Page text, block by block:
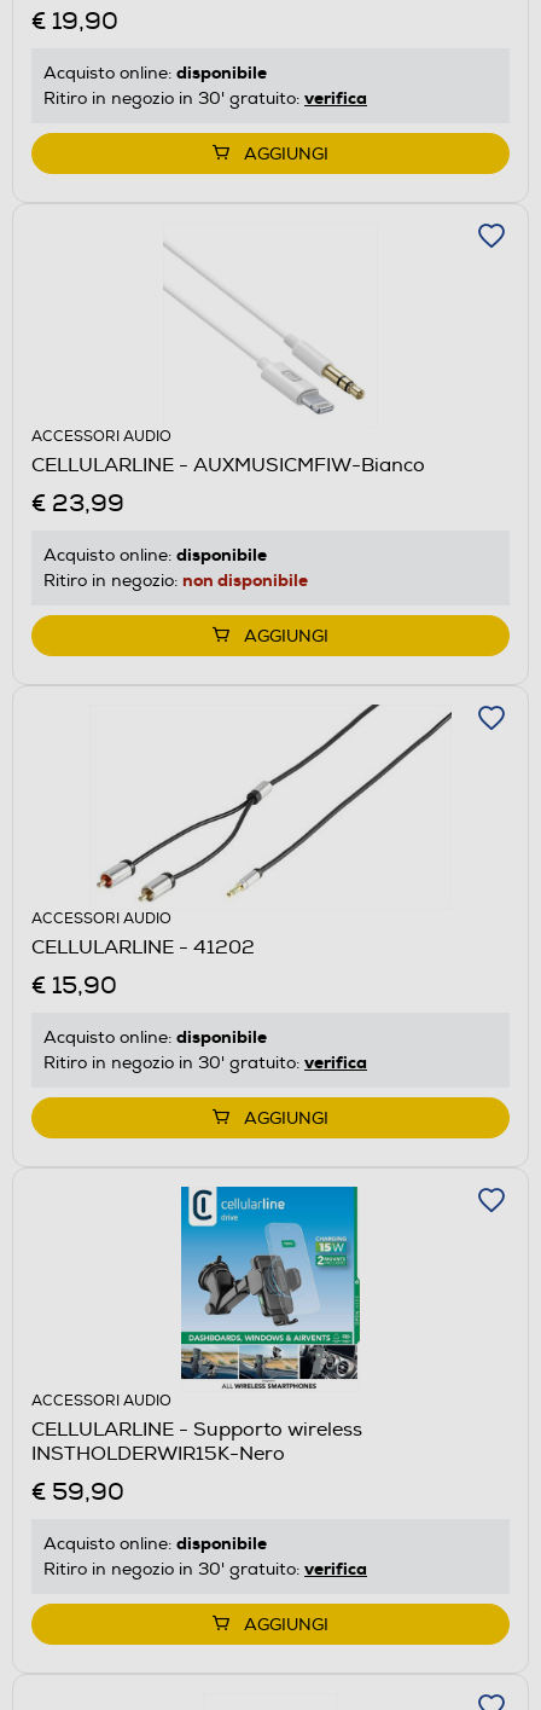
€ 19,90
Acquisto online: disponibile
Ritiro in negozio in 30' gratuito: verifica
AGGIUNGI
ACCESSORI AUDIO
CELLULARLINE - AUXMUSICMFIW-Bianco
€ 23,99
Acquisto online: disponibile
Ritiro in negozio: non disponibile
AGGIUNGI
ACCESSORI AUDIO
CELLULARLINE - 41202
€ 15,90
Acquisto online: disponibile
Ritiro in negozio in 30' gratuito: verifica
AGGIUNGI
ACCESSORI AUDIO
CELLULARLINE - Supporto wireless
INSTHOLDERWIR15K-Nero
€ 59,90
Acquisto online: disponibile
Ritiro in negozio in 30' gratuito: verifica
AGGIUNGI